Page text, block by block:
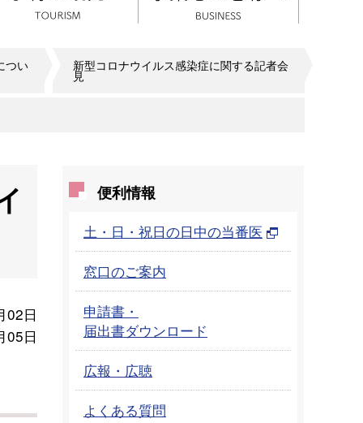
つい 新型コロナウイルス感染症に関する記者会
見
02日
05日
便利情報
土・日・祝日の日中の当番医
窓口のご案内
申請書・
届出書ダウンロード
広報・広聴
よくある質問